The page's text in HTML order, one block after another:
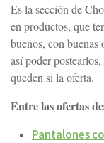
Es la sección de
en productos, que
buenos, con buenas
así poder
queden si la oferta.
Entre las ofertas
Pantalones